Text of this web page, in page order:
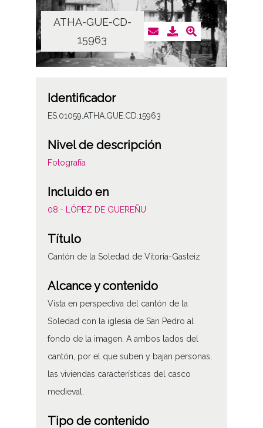
ATHA-GUE-CD-
15963
Identificador
ES.01059.ATHA.GUE.CD.15963
Nivel de descripción
Fotografía
Incluido en
08.- LÓPEZ DE GUEREÑU
Título
Cantón de la Soledad de Vitoria-Gasteiz
Alcance y contenido
Vista en perspectiva del cantón de la
Soledad con la iglesia de San Pedro al
fondo de la imagen. A ambos lados del
cantón, por el que suben y bajan personas,
las viviendas características del casco
medieval.
Tipo de contenido